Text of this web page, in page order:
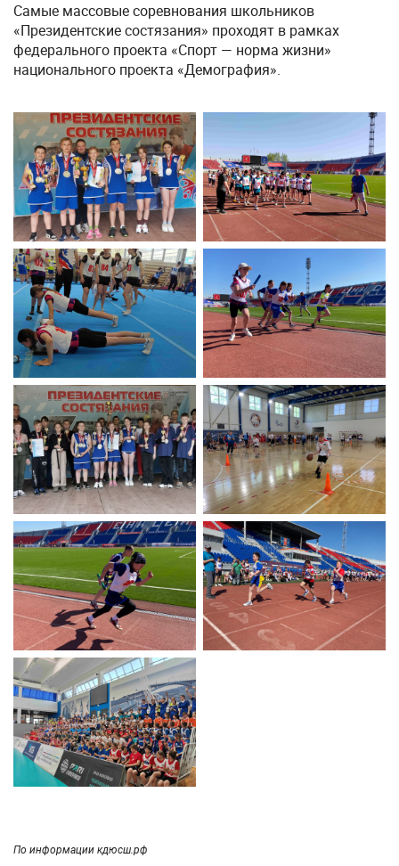
Самые массовые соревнования школьников
«Президентские состязания» проходят в рамках
федерального проекта «Спорт — норма жизни»
национального проекта «Демография».
По информации кдюсш.рф